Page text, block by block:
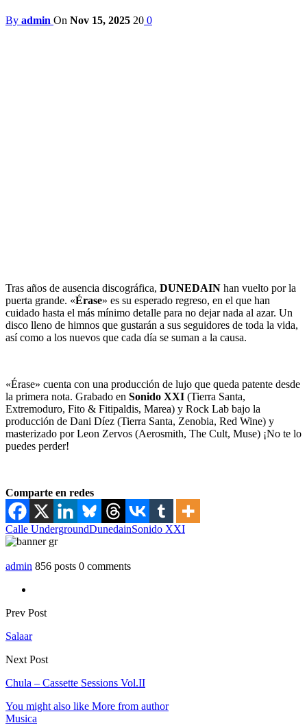
By admin On Nov 15, 2025 20 0
Tras años de ausencia discográfica, DUNEDAIN han vuelto por la
puerta grande. «Érase» es su esperado regreso, en el que han
cuidado hasta el más mínimo detalle para no dejar nada al azar. Un
disco lleno de himnos que gustarán a sus seguidores de toda la vida,
así como a los nuevos que cada día se suman a la causa.
«Érase» cuenta con una producción de lujo que queda patente desde
la primera nota. Grabado en Sonido XXI (Tierra Santa,
Extremoduro, Fito & Fitipaldis, Marea) y Rock Lab bajo la
producción de Dani Díez (Tierra Santa, Zenobia, Red Wine) y
masterizado por Leon Zervos (Aerosmith, The Cult, Muse) ¡No te lo
puedes perder!
Comparte en redes
Calle UndergroundDunedainSonido XXI
admin 856 posts 0 comments
Prev Post
Salaar
Next Post
Chula – Cassette Sessions Vol.II
You might also like More from author
Musica